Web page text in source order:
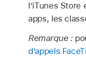
l’iTunes Store
apps, les
Remarque :
d’appels